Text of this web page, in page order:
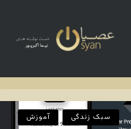
آموزش سبک زندگی